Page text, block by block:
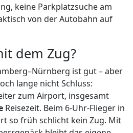
keine Parkplatzsuche am
von der Autobahn auf
dem Zug?
ist gut – aber
lange nicht Schluss:
zum Airport, insgesamt
Reisezeit. Beim 6-Uhr-Flieger in
so früh schlicht kein Zug. Mit